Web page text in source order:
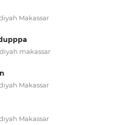
Makassar
makassar
Makassar
Makassar